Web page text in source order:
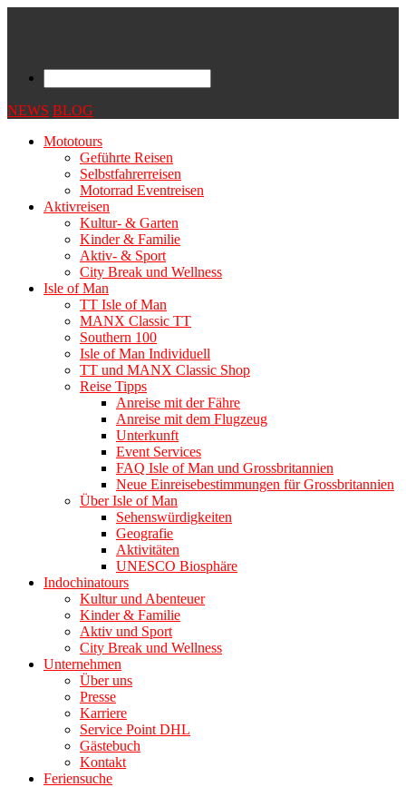
NEWS BLOG
Mototours
Geführte Reisen
Selbstfahrerreisen
Motorrad Eventreisen
Aktivreisen
Kultur- & Garten
Kinder & Familie
Aktiv- & Sport
City Break und Wellness
Isle of Man
TT Isle of Man
MANX Classic TT
Southern 100
Isle of Man Individuell
TT und MANX Classic Shop
Reise Tipps
Anreise mit der Fähre
Anreise mit dem Flugzeug
Unterkunft
Event Services
FAQ Isle of Man und Grossbritannien
Neue Einreisebestimmungen für Grossbritannien
Über Isle of Man
Sehenswürdigkeiten
Geografie
Aktivitäten
UNESCO Biosphäre
Indochinatours
Kultur und Abenteuer
Kinder & Familie
Aktiv und Sport
City Break und Wellness
Unternehmen
Über uns
Presse
Karriere
Service Point DHL
Gästebuch
Kontakt
Feriensuche